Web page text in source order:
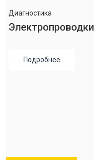
Диагностика
Электропроводки
Подробнее